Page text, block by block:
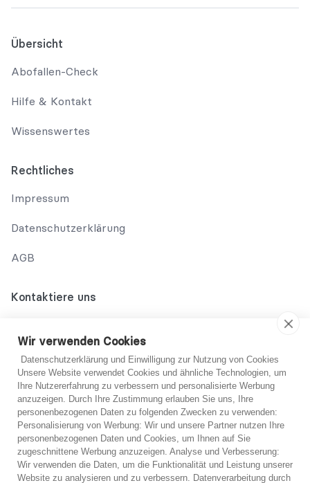
Du bist dir nicht sicher?
Wenn Sie sich unsicher sind, können Sie sich
kostenlos von einem unserer Experten telefonisch
Übersicht
Abofallen-Check
Hilfe & Kontakt
Wissenswertes
Rechtliches
Impressum
Datenschutzerklärung
AGB
Kontaktiere uns
support@abo-hilfe.de
© 2021 abo-hilfe.de
*Hinweis: abo-hilfe.de dient als informative Website. Der
Verbraucher erhält Informationen und Tipps und Tricks rund um
das Thema Verbraucherschutz. Die Informationsweitergabe an
Wir verwenden Cookies
Datenschutzerklärung und Einwilligung zur Nutzung von Cookies
Unsere Website verwendet Cookies und ähnliche Technologien, um
Ihre Nutzererfahrung zu verbessern und personalisierte Werbung
anzuzeigen. Durch Ihre Zustimmung erlauben Sie uns, Ihre
personenbezogenen Daten zu folgenden Zwecken zu verwenden:
Personalisierung von Werbung: Wir und unsere Partner nutzen Ihre
personenbezogenen Daten und Cookies, um Ihnen auf Sie
zugeschnittene Werbung anzuzeigen. Analyse und Verbesserung:
Wir verwenden die Daten, um die Funktionalität und Leistung unserer
Website zu analysieren und zu verbessern. Datenverarbeitung durch